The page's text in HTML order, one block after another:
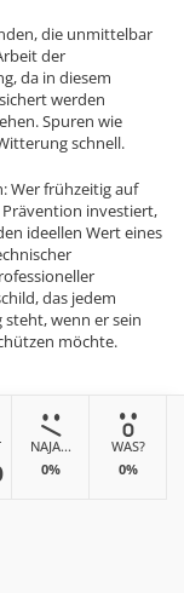
die unmittelbar
der
da in diesem
werden
Spuren wie
schnell.
Wer frühzeitig auf
investiert,
ideellen Wert eines
das jedem
wenn er sein
möchte.
NAJA...
0%
WAS?
0%